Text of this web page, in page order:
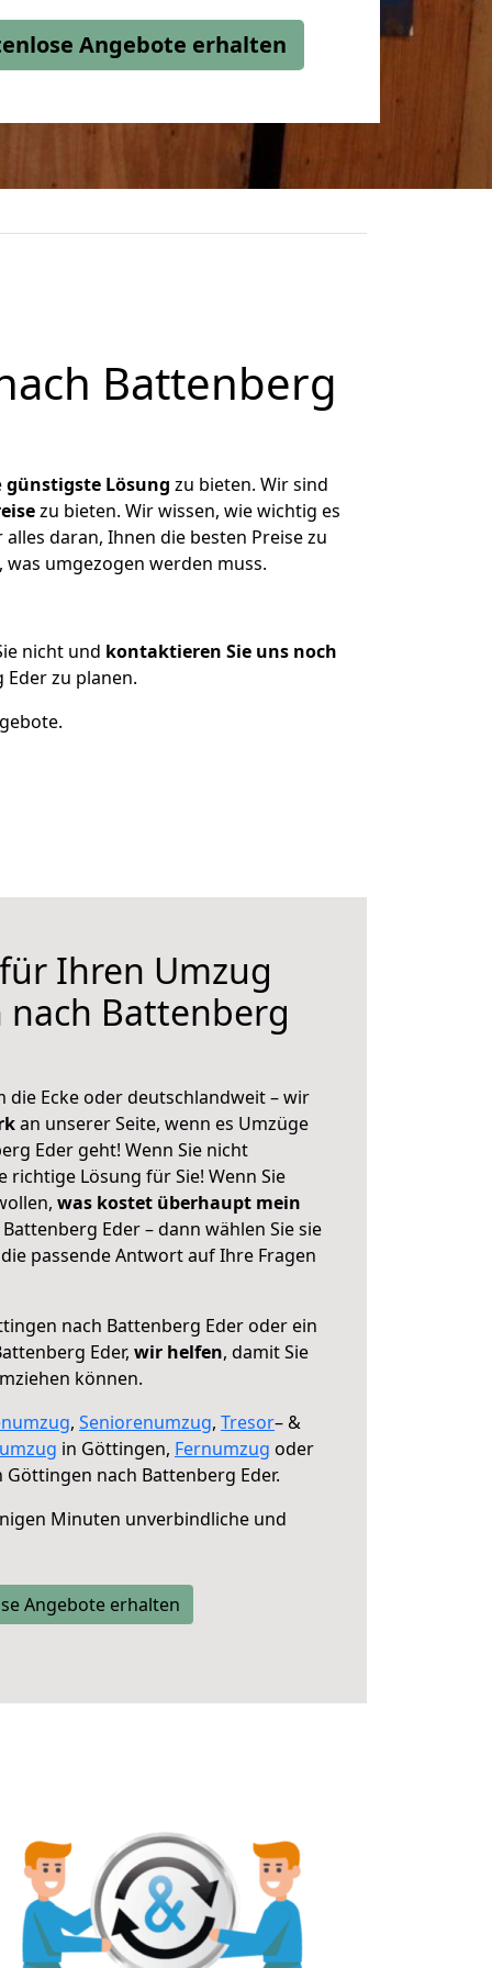
Angebote erhalten
Battenberg
günstigste Lösung zu bieten. Wir sind
zu bieten. Wir wissen, wie wichtig es
daran, Ihnen die besten Preise zu
umgezogen werden muss.
nicht und kontaktieren Sie uns noch
zu planen.
Ihren Umzug
Battenberg
die Ecke oder deutschlandweit – wir
an unserer Seite, wenn es Umzüge
Eder geht! Wenn Sie nicht
richtige Lösung für Sie! Wenn Sie
was kostet überhaupt mein
Eder – dann wählen Sie sie
passende Antwort auf Ihre Fragen
nach Battenberg Eder oder ein
Eder, wir helfen, damit Sie
können.
, Seniorenumzug, Tresor– &
in Göttingen, Fernumzug oder
nach Battenberg Eder.
Minuten unverbindliche und
Angebote erhalten